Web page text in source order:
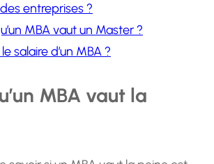
entreprises ?
MBA vaut un Master ?
salaire d’un MBA ?
MBA vaut la